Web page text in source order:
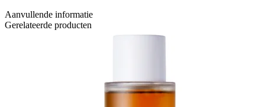
Aanvullende informatie
Gerelateerde producten